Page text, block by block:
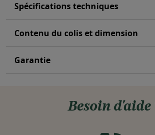
Spécifications techniques
Contenu du colis et dimension
Garantie
Besoin d'aide